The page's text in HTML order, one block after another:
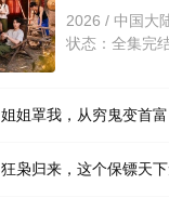
2026 / 中国大
状态：全集完
姐姐罩我，从穷鬼变首富
狂枭归来，这个保镖天